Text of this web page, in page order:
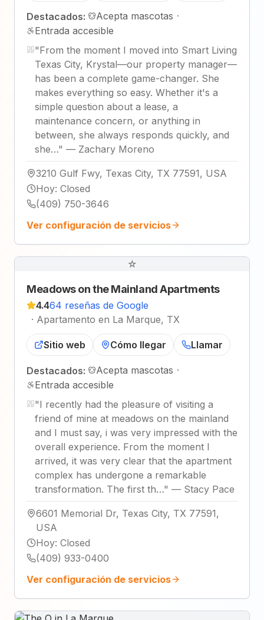
Destacados: Acepta mascotas ·
Entrada accesible
"From the moment I moved into Smart Living
Texas City, Krystal—our property manager—
has been a complete game-changer. She
makes everything so easy. Whether it's a
simple question about a lease, a
maintenance concern, or anything in
between, she always responds quickly, and
she…" — Zachary Moreno
3210 Gulf Fwy, Texas City, TX 77591, USA
Hoy: Closed
(409) 750-3646
Ver configuración de servicios
☆
Meadows on the Mainland Apartments
4.464 reseñas de Google
· Apartamento en La Marque, TX
Sitio web Cómo llegar Llamar
Destacados: Acepta mascotas ·
Entrada accesible
"I recently had the pleasure of visiting a
friend of mine at meadows on the mainland
and I must say, i was very impressed with the
overall experience. From the moment I
arrived, it was very clear that the apartment
complex has undergone a remarkable
transformation. The first th…" — Stacy Pace
6601 Memorial Dr, Texas City, TX 77591,
USA
Hoy: Closed
(409) 933-0400
Ver configuración de servicios